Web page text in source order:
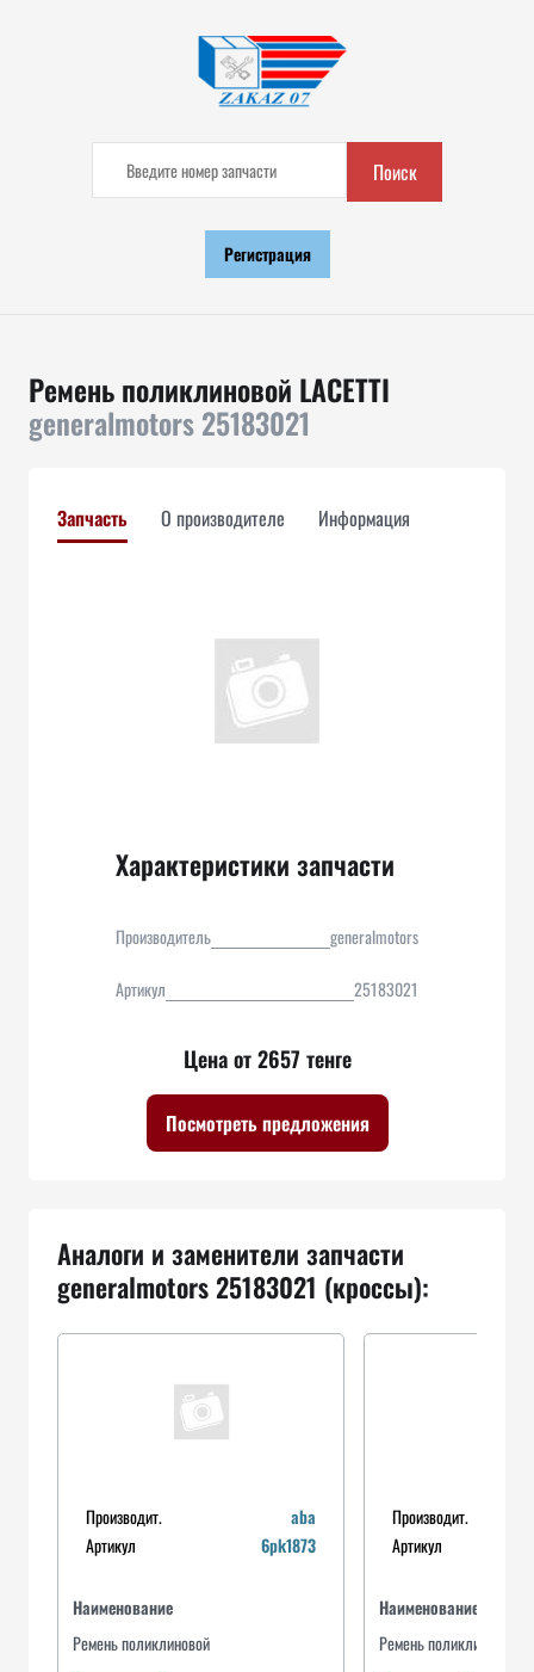
Поиск
Регистрация
Ремень поликлиновой LACETTI
generalmotors 25183021
Запчасть О производителе Информация
Характеристики запчасти
Производитель generalmotors
Артикул 25183021
Цена от 2657 тенге
Посмотреть предложения
Аналоги и заменители запчасти
generalmotors 25183021 (кроссы):
Производит.
aba
Артикул
6pk1873
Наименование
Ремень поликлиновой
Производит.
Артикул
Наименование
Ремень поликлиновой